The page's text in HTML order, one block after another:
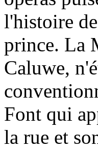
l'histoire
prince. La
Caluwe,
Font qui
la rue et